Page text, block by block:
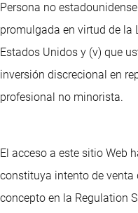
Persona no
promulgada en virtud de la
Estados Unidos y (v) que
inversión discrecional en
profesional no minorista.
El acceso a este sitio Web
constituya intento de venta
concepto en la Regulation